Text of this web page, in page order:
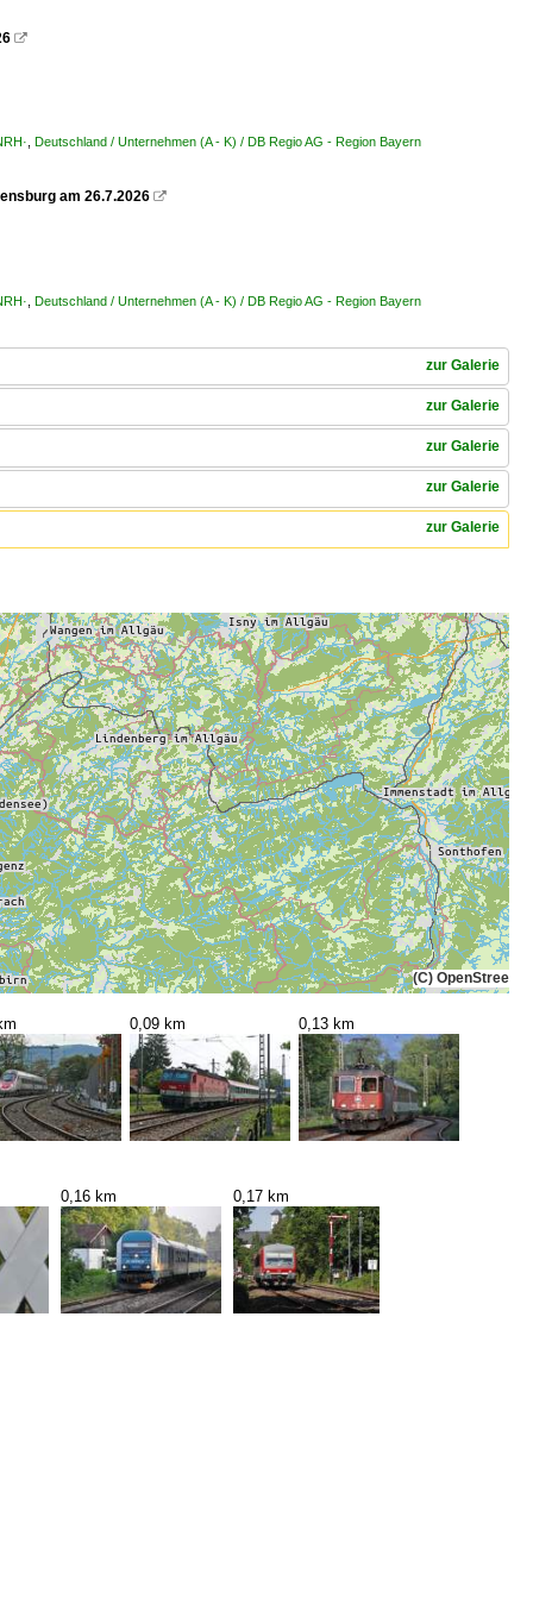

Deutschland / Unternehmen (A - K) / DB Regio AG - Region Bayern
am 26.7.2026 
Deutschland / Unternehmen (A - K) / DB Regio AG - Region Bayern
zur Galerie
zur Galerie
zur Galerie
zur Galerie
zur Galerie
(C)
0,09 km 0,13 km
0,16 km 0,17 km